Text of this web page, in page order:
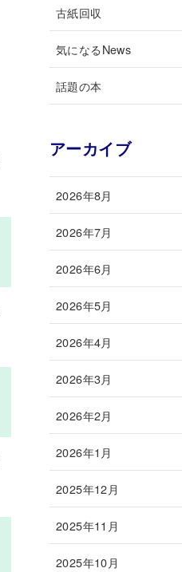
古紙回収
気になるNews
話題の本
アーカイブ
2026年8月
2026年7月
2026年6月
2026年5月
2026年4月
2026年3月
2026年2月
2026年1月
2025年12月
2025年11月
2025年10月